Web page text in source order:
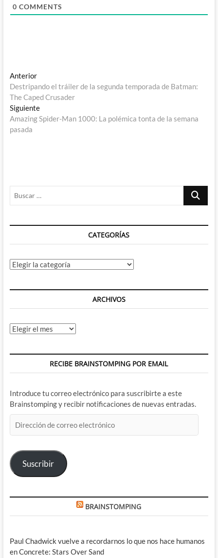
0 COMMENTS
Navegación
de
entradas
AnteriorEntrada
anterior:
Destripando el tráiler de la segunda temporada de Batman:
The Caped Crusader
SiguienteEntrada
siguiente:
Amazing Spider-Man 1000: La polémica tonta de la semana
pasada
Buscar
CATEGORÍAS
Categorías
ARCHIVOS
Archivos
RECIBE BRAINSTOMPING POR EMAIL
Introduce tu correo electrónico para suscribirte a este
Brainstomping y recibir notificaciones de nuevas entradas.
de
electrónico
Suscribir
BRAINSTOMPING
Paul Chadwick vuelve a recordarnos lo que nos hace humanos
en Concrete: Stars Over Sand